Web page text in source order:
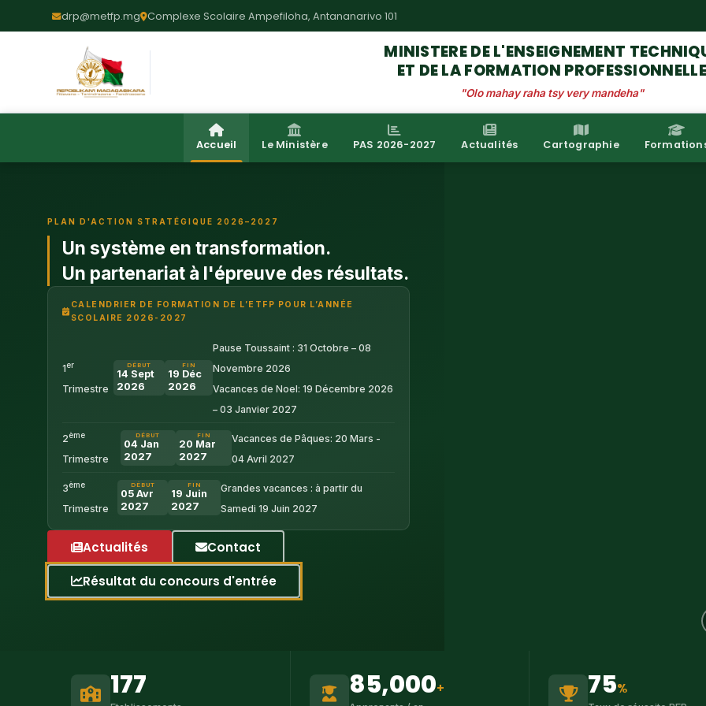
drp@metfp.mg Complexe Scolaire Ampefiloha, Antananarivo 101
MINISTERE DE L'ENSEIGNEMENT
ET DE LA FORMATION PROFESSIONNELLE
"Olo mahay raha tsy very mandeha"
Accueil Le Ministère PAS 2026-2027 Actualités Cartographie
PLAN D'ACTION STRATÉGIQUE 2026–2027
Un système en transformation.
Un partenariat à l'épreuve des résultats.
CALENDRIER DE FORMATION DE L’ETFP POUR L’ANNÉE
SCOLAIRE 2026-2027
1er
Trimestre
DÉBUT
14 Sept
2026
FIN
19 Déc
2026
Pause Toussaint : 31 Octobre – 08
Novembre 2026
Vacances de Noel: 19 Décembre 2026
– 03 Janvier 2027
2ème
Trimestre
DÉBUT
04 Jan
2027
FIN
20 Mar
2027
Vacances de Pâques: 20 Mars -
04 Avril 2027
3ème
Trimestre
DÉBUT
05 Avr
2027
FIN
19 Juin
2027
Grandes vacances : à partir du
Samedi 19 Juin 2027
Actualités Contact
Résultat du concours d'entrée
𝗠𝗘𝗧𝗙𝗣
𝗘𝗧
𝗟𝗔
𝗝𝗜𝗖𝗔
177 85,000+ 75%